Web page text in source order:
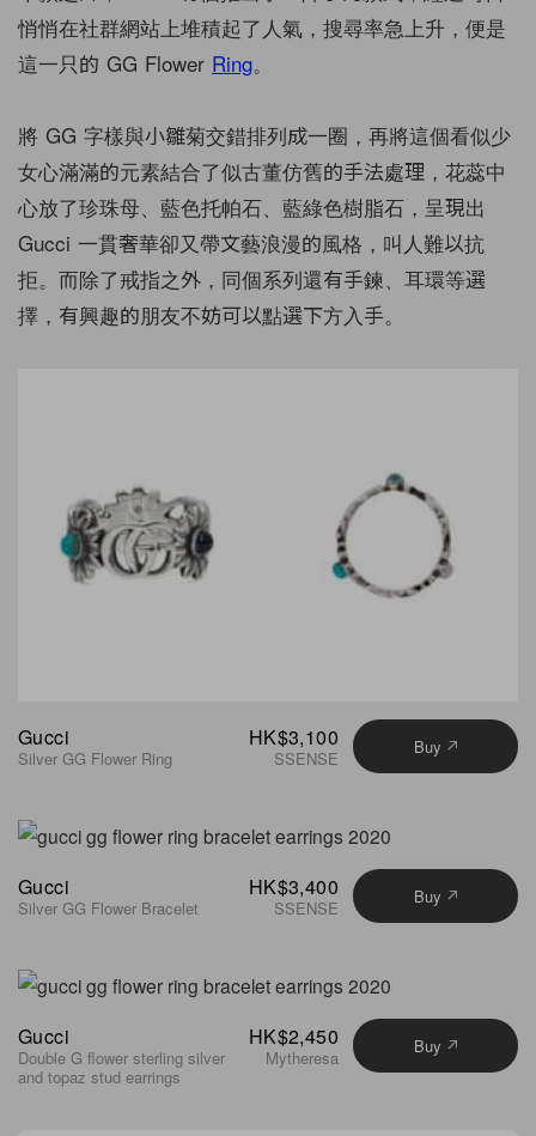
悄悄在社群網站上堆積起了人氣，搜尋率急上升，便是
這一只的 GG Flower Ring。
將 GG 字樣與小雛菊交錯排列成一圈，再將這個看似少
女心滿滿的元素結合了似古董仿舊的手法處理，花蕊中
心放了珍珠母、 藍色托帕石、藍綠色樹脂石， 呈現出
Gucci 一貫奢華卻又帶文藝浪漫的風格，叫人難以抗
拒。而除了戒指之外，同個系列還有手鍊、耳環等選
擇，有興趣的朋友不妨可以點選下方入手。
Gucci
Silver GG Flower Ring
HK$3,100
SSENSE Buy
Gucci
Silver GG Flower Bracelet
HK$3,400
SSENSE Buy
Gucci
Double G flower sterling silver
and topaz stud earrings
HK$2,450
Mytheresa Buy